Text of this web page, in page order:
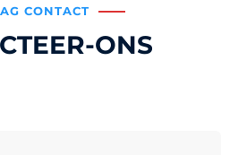
CONTACT
ONS